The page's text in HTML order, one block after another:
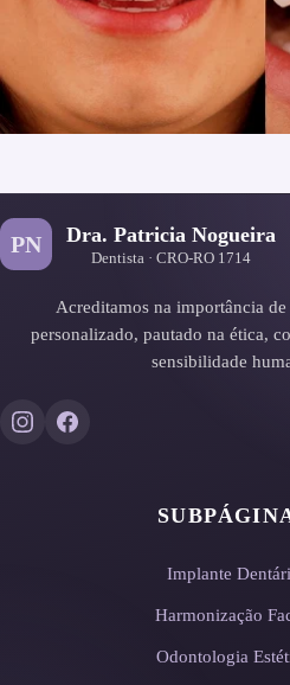
PN Dra. Patricia Nogueira
Dentista · CRO-RO 1714
Acreditamos na importância
personalizado, pautado na ética,
sensibilidade
Implante
Harmonização
Odontologia